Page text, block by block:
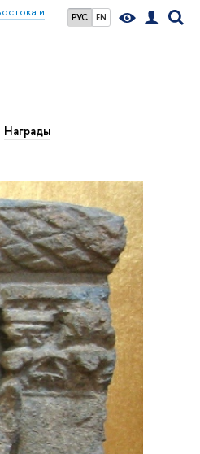
РУС EN
и
Награды